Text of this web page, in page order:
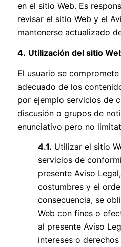
en el sitio Web. Es
revisar el sitio Web y el
mantenerse actualizado
4. Utilización del sitio
El usuario se
adecuado de los
por ejemplo servicios de
discusión o grupos de
enunciativo pero no
4.1. Utilizar el sitio
servicios de
presente Aviso
costumbres y el
consecuencia, se
Web con fines o
al presente Aviso
intereses o